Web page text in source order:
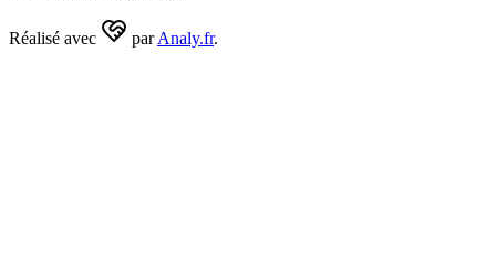
Réalisé avec par Analy.fr.